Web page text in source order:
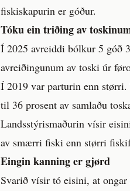
fiskiskapurin er góður.
Tóku ein triðing av
Í 2025 avreiddi bólkur 5 góð
avreiðingunum av toski úr
Í 2019 var parturin enn
til 36 prosent av samlaðu
Landsstýrismaðurin vísir
av smærri fiski enn størri
Eingin kanning er gjørd
Svarið vísir tó eisini, at